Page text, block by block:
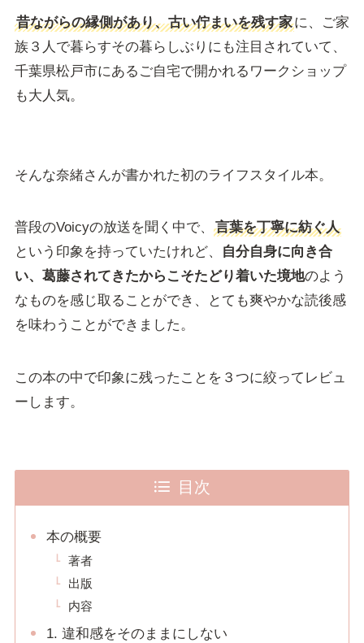
昔ながらの縁側があり、古い佇まいを残す家に、ご家
族３人で暮らすその暮らしぶりにも注目されていて、
千葉県松戸市にあるご自宅で開かれるワークショップ
も大人気。
そんな奈緒さんが書かれた初のライフスタイル本。
普段のVoicyの放送を聞く中で、
言葉を丁寧に紡ぐ人
という印象を持っていたけれど、
自分自身に向き合
い、葛藤されてきたからこそたどり着いた境地のよう
なものを感じ取ることができ、とても爽やかな読後感
を味わうことができました。
この本の中で印象に残ったことを３つに絞ってレビュ
ーします。
目次
本の概要
著者
出版
内容
1. 違和感をそのままにしない